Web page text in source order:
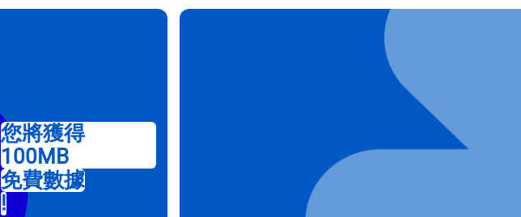
您將獲得
100MB
免費數據
!